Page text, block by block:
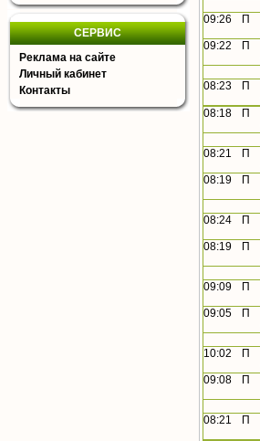
СЕРВИС
Реклама на сайте
Личный кабинет
Контакты
09:26
П
09:22
П
08:23
П
08:18
П
08:21
П
08:19
П
08:24
П
08:19
П
09:09
П
09:05
П
10:02
П
09:08
П
08:21
П